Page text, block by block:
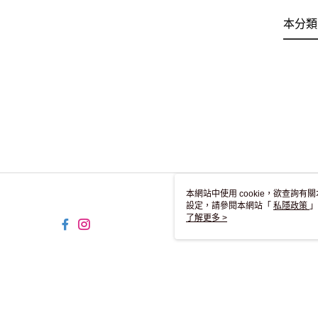
本分
本網站中使用 cookie，欲查詢有
設定，請參閱本網站「 私隱政策
用 cookie。
了解更多 >